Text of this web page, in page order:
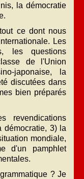
la démocratie
ce dont nous
Les
les questions
de l'Union
japonaise, la
discutées dans
bien préparés
revendications
démocratie, 3) la
mondiale,
d'un pamphlet
? Je